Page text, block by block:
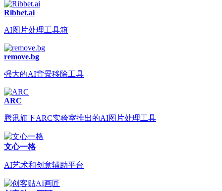
Ribbet.ai
AI图片处理工具箱
remove.bg
强大的AI背景移除工具
ARC
腾讯旗下ARC实验室推出的AI图片处理工具
文心一格
AI艺术和创意辅助平台